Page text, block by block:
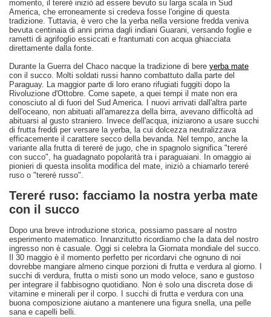
momento, il tereré iniziò ad essere bevuto su larga scala in Sud
America, che erroneamente si credeva fosse l'origine di questa
tradizione. Tuttavia, è vero che la yerba nella versione fredda veniva
bevuta centinaia di anni prima dagli indiani Guarani, versando foglie e
rametti di agrifoglio essiccati e frantumati con acqua ghiacciata
direttamente dalla fonte.
Durante la Guerra del Chaco nacque la tradizione di bere yerba mate
con il succo. Molti soldati russi hanno combattuto dalla parte del
Paraguay. La maggior parte di loro erano rifugiati fuggiti dopo la
Rivoluzione d'Ottobre. Come sapete, a quei tempi il mate non era
conosciuto al di fuori del Sud America. I nuovi arrivati ​​dall'altra parte
dell'oceano, non abituati all'amarezza della birra, avevano difficoltà ad
abituarsi al gusto straniero. Invece dell'acqua, iniziarono a usare succhi
di frutta freddi per versare la yerba, la cui dolcezza neutralizzava
efficacemente il carattere secco della bevanda. Nel tempo, anche la
variante alla frutta di tereré de jugo, che in spagnolo significa "tereré
con succo", ha guadagnato popolarità tra i paraguaiani. In omaggio ai
pionieri di questa insolita modifica del mate, iniziò a chiamarlo tereré
ruso o "tereré russo".
Tereré ruso: facciamo la nostra yerba mate
con il succo
Dopo una breve introduzione storica, possiamo passare al nostro
esperimento matematico. Innanzitutto ricordiamo che la data del nostro
ingresso non è casuale. Oggi si celebra la Giornata mondiale del succo.
Il 30 maggio è il momento perfetto per ricordarvi che ognuno di noi
dovrebbe mangiare almeno cinque porzioni di frutta e verdura al giorno. I
succhi di verdura, frutta o misti sono un modo veloce, sano e gustoso
per integrare il fabbisogno quotidiano. Non è solo una discreta dose di
vitamine e minerali per il corpo. I succhi di frutta e verdura con una
buona composizione aiutano a mantenere una figura snella, una pelle
sana e capelli belli.